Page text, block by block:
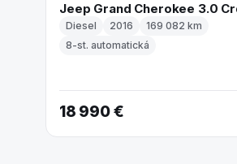
Jeep Grand Cherokee 3.0
Diesel 2016
169 082 km
8-st. automatická
18 990 €